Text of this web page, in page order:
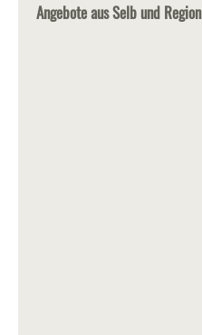
Angebote aus Selb und Region